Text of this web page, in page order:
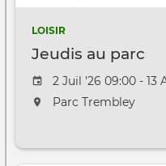
LOISIR
Jeudis au parc
Date de
2 Juil '26 09:00 - 13
L'événement aura
Parc Trembley